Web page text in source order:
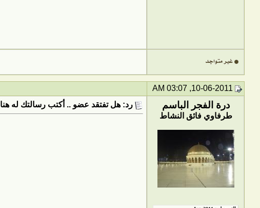
درة الفجر الباسم
طرفاوي فائق النشاط
رد: هل تفتقد عضو .. أكتب رسالتك له هنا